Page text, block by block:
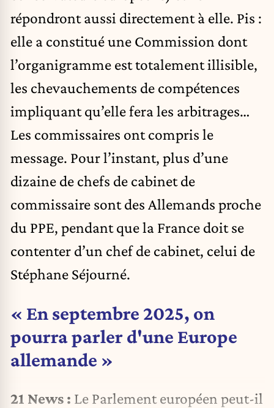
répondront aussi directement à elle. Pis :
elle a constitué une Commission dont
l’organigramme est totalement illisible,
les chevauchements de compétences
impliquant qu’elle fera les arbitrages…
Les commissaires ont compris le
message. Pour l’instant, plus d’une
dizaine de chefs de cabinet de
commissaire sont des Allemands proche
du PPE, pendant que la France doit se
contenter d’un chef de cabinet, celui de
Stéphane Séjourné.
« En septembre 2025, on
pourra parler d'une Europe
allemande »
21 News : Le Parlement européen peut-il